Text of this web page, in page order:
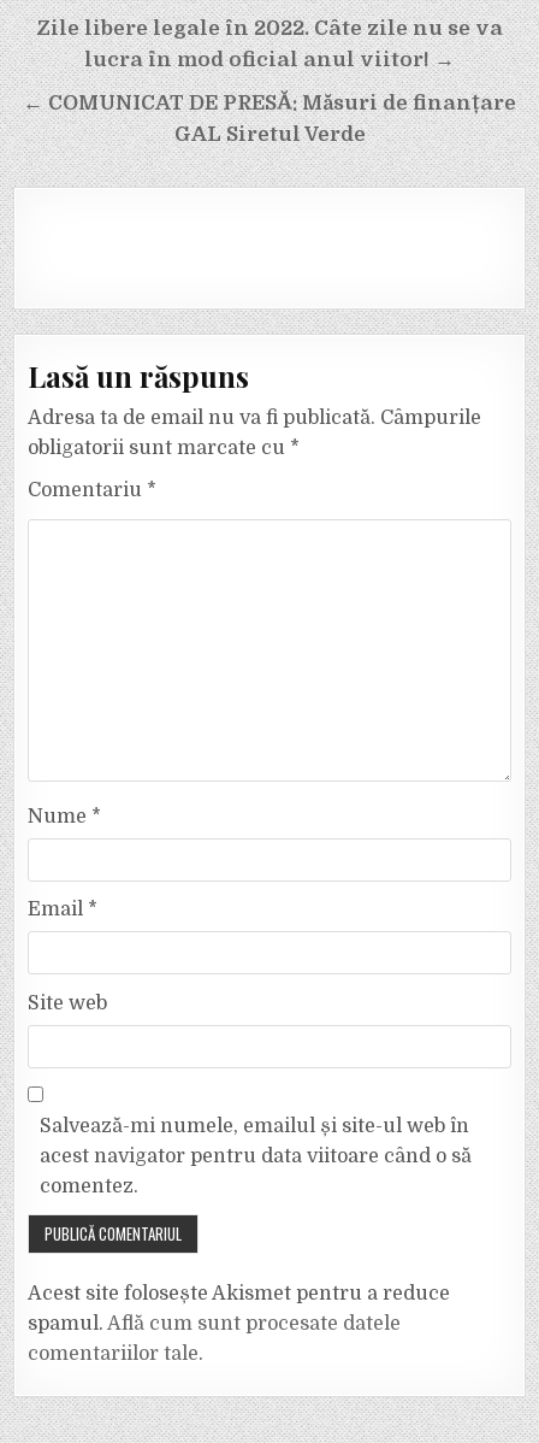
Navigare
în
articole
Zile libere legale în 2022. Câte zile nu se va
lucra în mod oficial anul viitor! →
← COMUNICAT DE PRESĂ: Măsuri de finanțare
GAL Siretul Verde
Lasă un răspuns
Adresa ta de email nu va fi publicată. Câmpurile
obligatorii sunt marcate cu *
Comentariu *
Nume *
Email *
Site web
Salvează-mi numele, emailul și site-ul web în
acest navigator pentru data viitoare când o să
comentez.
Acest site folosește Akismet pentru a reduce
spamul.Află cum sunt procesate datele
comentariilor tale.